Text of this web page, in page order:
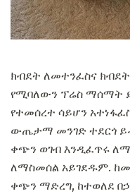
ክብደት ለመተንፈስና
የሚባለውን ፕሬስ ማሰማት
የተመሰረተ ሳይሆን
ውጤታማ መንገድ ተደርጎ
ቀጭን ወገብ እንዲፈጥሩ
ለማስመሰል አይገደዱም.
ቀጭን ማድረግ, ከተወለደ